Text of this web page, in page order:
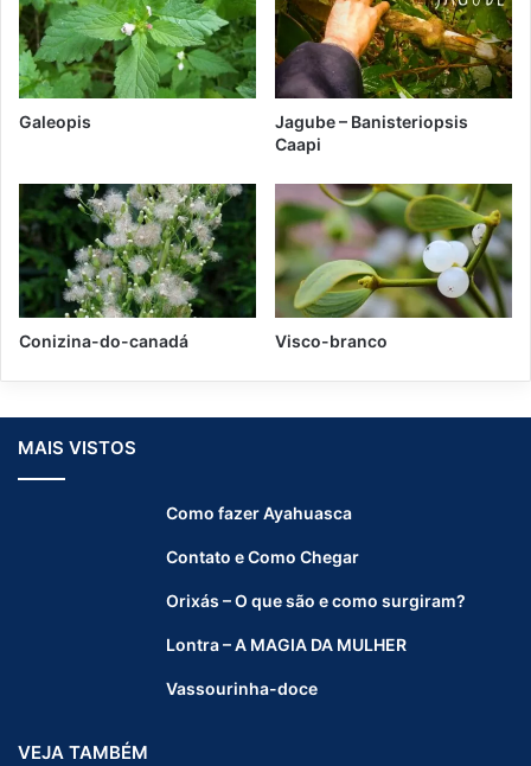
Galeopis
Jagube – Banisteriopsis
Caapi
Conizina-do-canadá Visco-branco
MAIS VISTOS
Como fazer Ayahuasca
Contato e Como Chegar
Orixás – O que são e como surgiram?
Lontra – A MAGIA DA MULHER
Vassourinha-doce
VEJA TAMBÉM